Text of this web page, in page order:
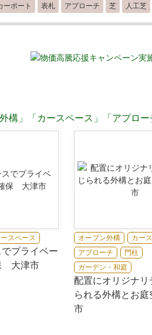
ーポート 表札 アプローチ 芝 人工芝
構」 「カースペース」 「アプロー
スペース
プライベー
大津市
オープン外構
カー
アプローチ
門柱
ガーデン・和庭
配置にオリジナリ
られる外構とお
市